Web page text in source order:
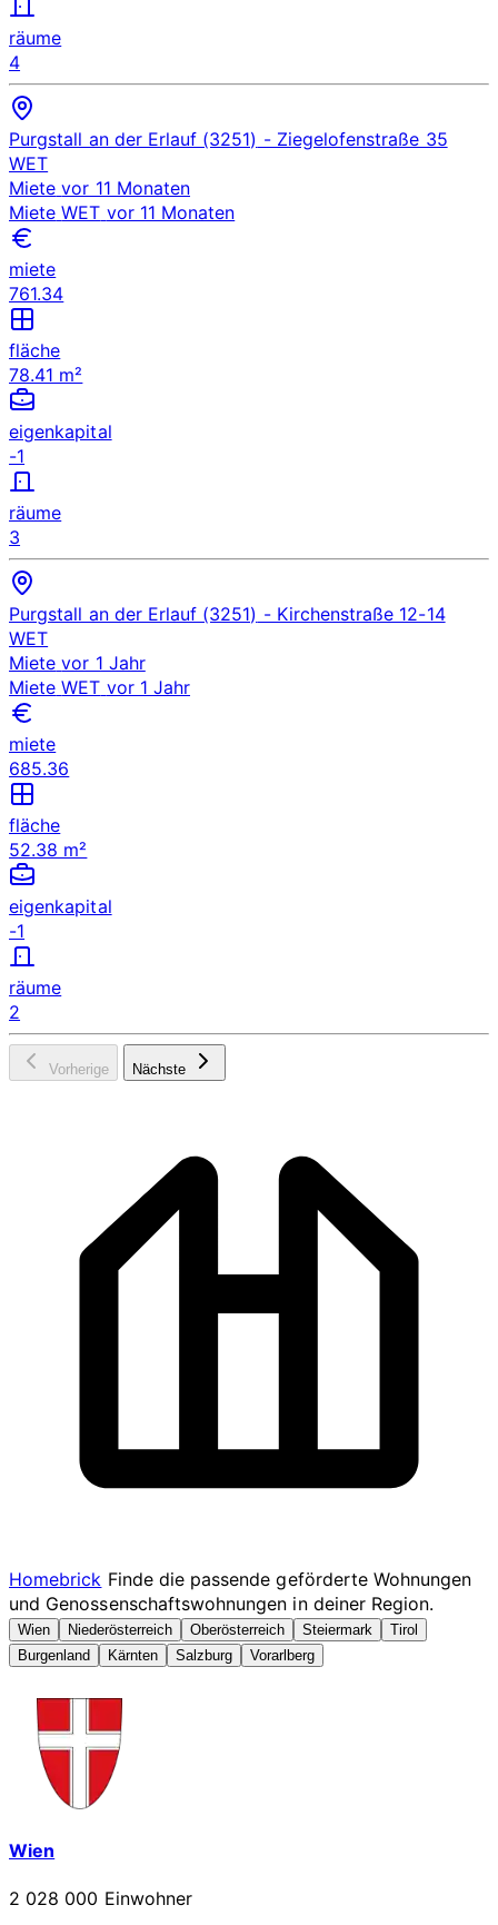
räume
4
Purgstall an der Erlauf (3251) - Ziegelofenstraße 35
WET
Miete vor 11 Monaten
Miete WET vor 11 Monaten
miete
761.34
fläche
78.41 m²
eigenkapital
-1
räume
3
Purgstall an der Erlauf (3251) - Kirchenstraße 12-14
WET
Miete vor 1 Jahr
Miete WET vor 1 Jahr
miete
685.36
fläche
52.38 m²
eigenkapital
-1
räume
2
Vorherige Nächste
Homebrick Finde die passende geförderte Wohnungen
und Genossenschaftswohnungen in deiner Region.
Wien Niederösterreich Oberösterreich Steiermark
Tirol
Burgenland
Kärnten Salzburg Vorarlberg
Wien
2 028 000 Einwohner